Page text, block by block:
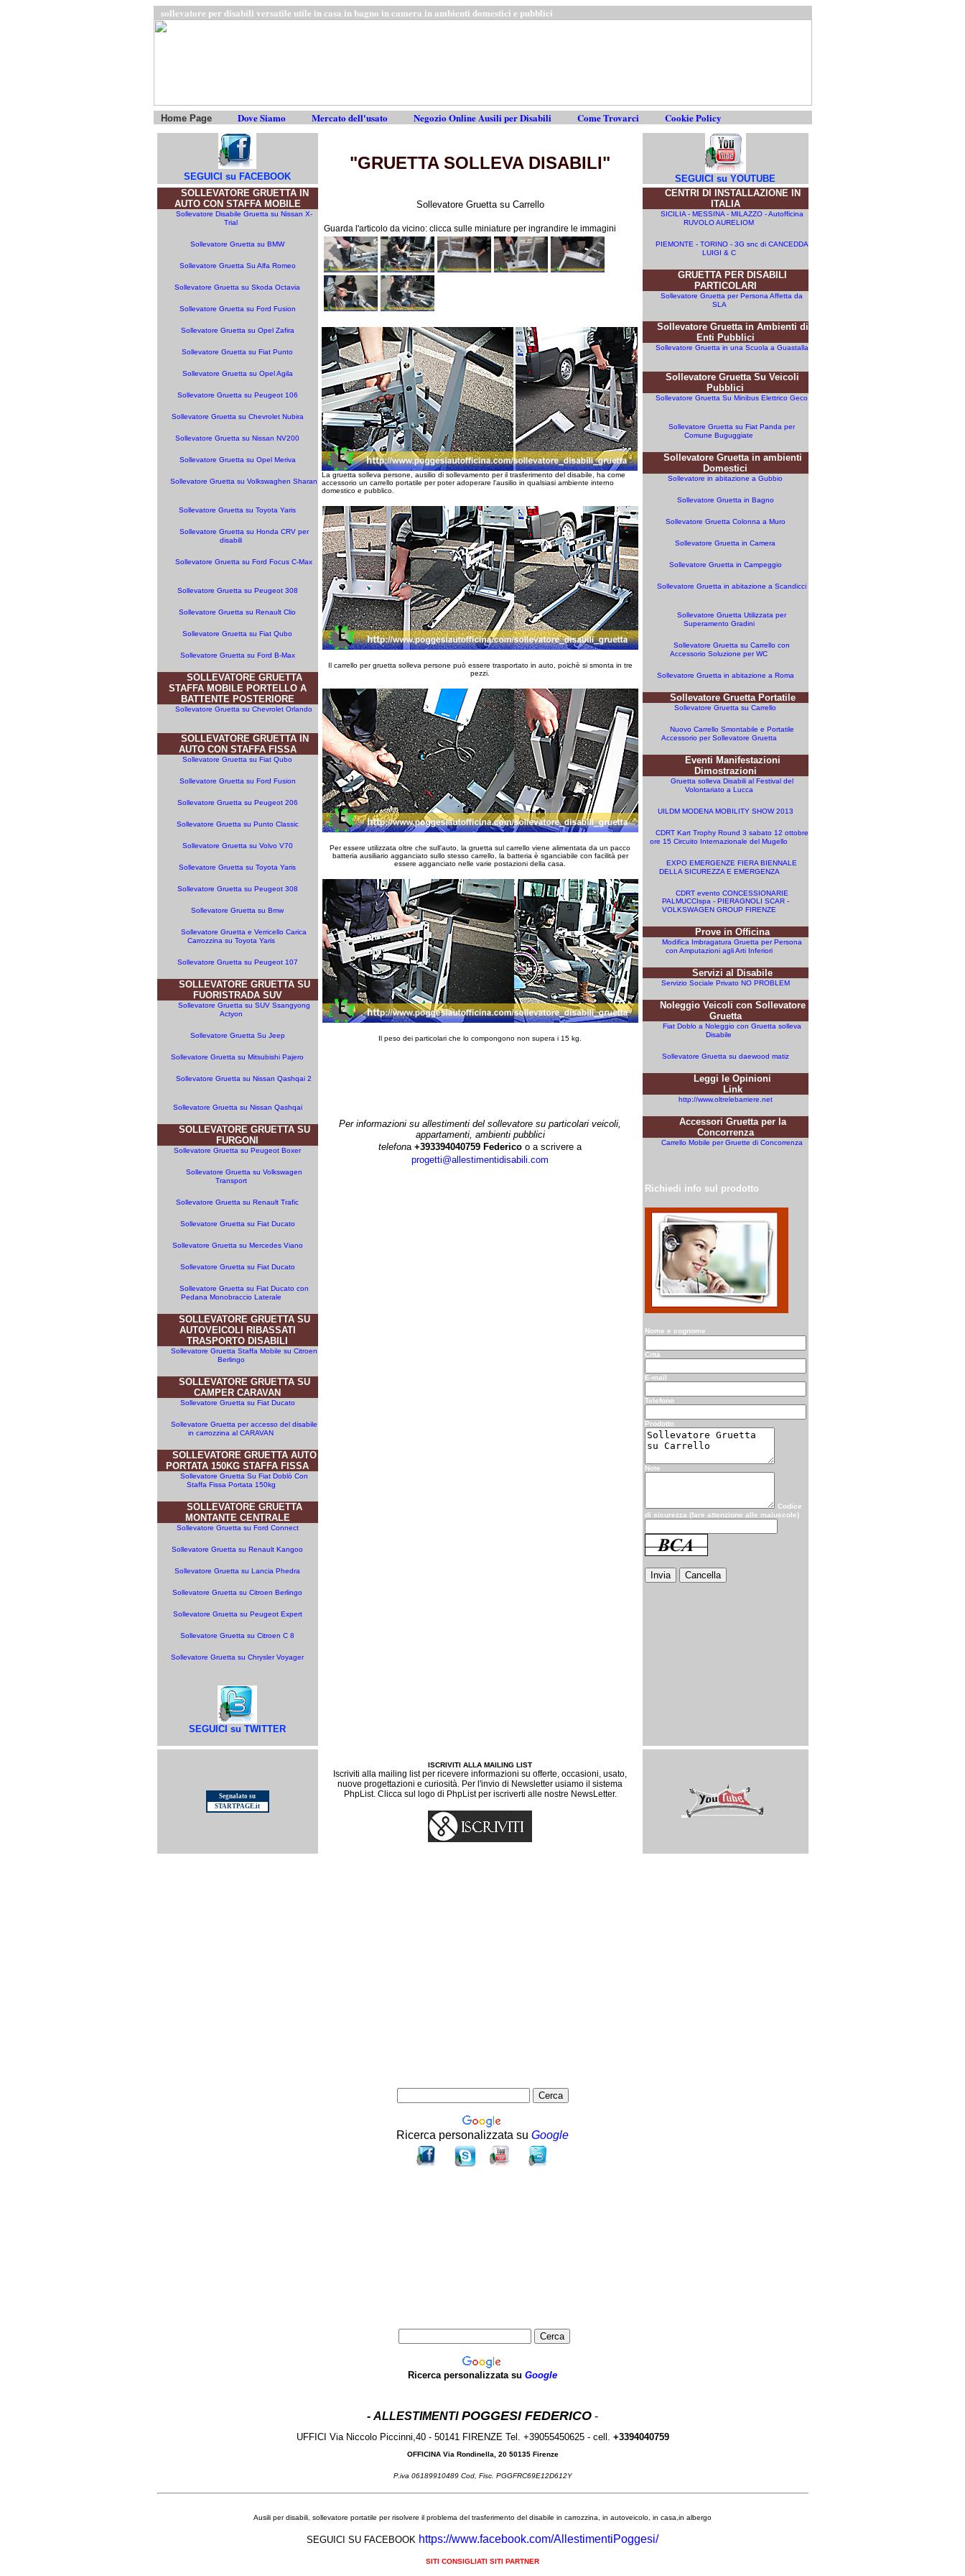
sollevatore per disabili versatile utile in casa in bagno in camera in ambienti domestici e pubblici
Home Page Dove Siamo Mercato dell'usato Negozio Online Ausili per Disabili Come Trovarci Cookie Policy
SEGUICI su FACEBOOK
"GRUETTA SOLLEVA DISABILI"
SEGUICI su YOUTUBE
SOLLEVATORE GRUETTA IN
AUTO CON STAFFA MOBILE
Sollevatore Disabile Gruetta su Nissan X-
Trial
Sollevatore Gruetta su BMW
Sollevatore Gruetta Su Alfa Romeo
Sollevatore Gruetta su Skoda Octavia
Sollevatore Gruetta su Ford Fusion
Sollevatore Gruetta su Opel Zafira
Sollevatore Gruetta su Fiat Punto
Sollevatore Gruetta su Opel Agila
Sollevatore Gruetta su Peugeot 106
Sollevatore Gruetta su Chevrolet Nubira
Sollevatore Gruetta su Nissan NV200
Sollevatore Gruetta su Opel Meriva
Sollevatore Gruetta su Volkswaghen Sharan
Sollevatore Gruetta su Toyota Yaris
Sollevatore Gruetta su Honda CRV per
disabili
Sollevatore Gruetta su Ford Focus C-Max
Sollevatore Gruetta su Peugeot 308
Sollevatore Gruetta su Renault Clio
Sollevatore Gruetta su Fiat Qubo
Sollevatore Gruetta su Ford B-Max
SOLLEVATORE GRUETTA
STAFFA MOBILE PORTELLO A
BATTENTE POSTERIORE
Sollevatore Gruetta su Chevrolet Orlando
SOLLEVATORE GRUETTA IN
AUTO CON STAFFA FISSA
Sollevatore Gruetta su Fiat Qubo
Sollevatore Gruetta su Ford Fusion
Sollevatore Gruetta su Peugeot 206
Sollevatore Gruetta su Punto Classic
Sollevatore Gruetta su Volvo V70
Sollevatore Gruetta su Toyota Yaris
Sollevatore Gruetta su Peugeot 308
Sollevatore Gruetta su Bmw
Sollevatore Gruetta e Verricello Carica
Carrozzina su Toyota Yaris
Sollevatore Gruetta su Peugeot 107
SOLLEVATORE GRUETTA SU
FUORISTRADA SUV
Sollevatore Gruetta su SUV Ssangyong
Actyon
Sollevatore Gruetta Su Jeep
Sollevatore Gruetta su Mitsubishi Pajero
Sollevatore Gruetta su Nissan Qashqai 2
Sollevatore Gruetta su Nissan Qashqai
SOLLEVATORE GRUETTA SU
FURGONI
Sollevatore Gruetta su Peugeot Boxer
Sollevatore Gruetta su Volkswagen
Transport
Sollevatore Gruetta su Renault Trafic
Sollevatore Gruetta su Fiat Ducato
Sollevatore Gruetta su Mercedes Viano
Sollevatore Gruetta su Fiat Ducato
Sollevatore Gruetta su Fiat Ducato con
Pedana Monobraccio Laterale
SOLLEVATORE GRUETTA SU
AUTOVEICOLI RIBASSATI
TRASPORTO DISABILI
Sollevatore Gruetta Staffa Mobile su Citroen
Berlingo
SOLLEVATORE GRUETTA SU
CAMPER CARAVAN
Sollevatore Gruetta su Fiat Ducato
Sollevatore Gruetta per accesso del disabile
in carrozzina al CARAVAN
SOLLEVATORE GRUETTA AUTO
PORTATA 150KG STAFFA FISSA
Sollevatore Gruetta Su Fiat Doblò Con
Staffa Fissa Portata 150kg
SOLLEVATORE GRUETTA
MONTANTE CENTRALE
Sollevatore Gruetta su Ford Connect
Sollevatore Gruetta su Renault Kangoo
Sollevatore Gruetta su Lancia Phedra
Sollevatore Gruetta su Citroen Berlingo
Sollevatore Gruetta su Peugeot Expert
Sollevatore Gruetta su Citroen C 8
Sollevatore Gruetta su Chrysler Voyager
SEGUICI su TWITTER
Sollevatore Gruetta su Carrello
Guarda l'articolo da vicino: clicca sulle miniature per ingrandire le immagini
La gruetta solleva persone, ausilio di sollevamento per il trasferimento del disabile, ha come
accessorio un carrello portatile per poter adoperare l'ausilio in qualsiasi ambiente interno
domestico e pubblico.
Il carrello per gruetta solleva persone può essere trasportato in auto, poichè si smonta in tre
pezzi.
Per essere utilizzata oltre che sull'auto, la gruetta sul carrello viene alimentata da un pacco
batteria ausiliario agganciato sullo stesso carrello, la batteria è sganciabile con facilità per
essere agganciato nelle varie postazioni della casa.
Il peso dei particolari che lo compongono non supera i 15 kg.
Per informazioni su allestimenti del sollevatore su particolari veicoli,
appartamenti, ambienti pubblici
telefona +393394040759 Federico o a scrivere a
progetti@allestimentidisabili.com
CENTRI DI INSTALLAZIONE IN
ITALIA
SICILIA - MESSINA - MILAZZO - Autofficina
RUVOLO AURELIOM
PIEMONTE - TORINO - 3G snc di CANCEDDA
LUIGI & C
GRUETTA PER DISABILI
PARTICOLARI
Sollevatore Gruetta per Persona Affetta da
SLA
Sollevatore Gruetta in Ambienti di
Enti Pubblici
Sollevatore Gruetta in una Scuola a Guastalla
Sollevatore Gruetta Su Veicoli
Pubblici
Sollevatore Gruetta Su Minibus Elettrico Geco
Sollevatore Gruetta su Fiat Panda per
Comune Buguggiate
Sollevatore Gruetta in ambienti
Domestici
Sollevatore in abitazione a Gubbio
Sollevatore Gruetta in Bagno
Sollevatore Gruetta Colonna a Muro
Sollevatore Gruetta in Camera
Sollevatore Gruetta in Campeggio
Sollevatore Gruetta in abitazione a Scandicci
Sollevatore Gruetta Utilizzata per
Superamento Gradini
Sollevatore Gruetta su Carrello con
Accessorio Soluzione per WC
Sollevatore Gruetta in abitazione a Roma
Sollevatore Gruetta Portatile
Sollevatore Gruetta su Carrello
Nuovo Carrello Smontabile e Portatile
Accessorio per Sollevatore Gruetta
Eventi Manifestazioni
Dimostrazioni
Gruetta solleva Disabili al Festival del
Volontariato a Lucca
UILDM MODENA MOBILITY SHOW 2013
CDRT Kart Trophy Round 3 sabato 12 ottobre
ore 15 Circuito Internazionale del Mugello
EXPO EMERGENZE FIERA BIENNALE
DELLA SICUREZZA E EMERGENZA
CDRT evento CONCESSIONARIE
PALMUCCIspa - PIERAGNOLI SCAR -
VOLKSWAGEN GROUP FIRENZE
Prove in Officina
Modifica Imbragatura Gruetta per Persona
con Amputazioni agli Arti Inferiori
Servizi al Disabile
Servizio Sociale Privato NO PROBLEM
Noleggio Veicoli con Sollevatore
Gruetta
Fiat Doblo a Noleggio con Gruetta solleva
Disabile
Sollevatore Gruetta su daewood matiz
Leggi le Opinioni
Link
http://www.oltrelebarriere.net
Accessori Gruetta per la
Concorrenza
Carrello Mobile per Gruette di Concorrenza
Richiedi info sul prodotto
Nome e cognome
Città
E-mail
Telefono
Prodotto
Note
Codice
di sicurezza (fare attenzione alle maiuscole)
Segnalato su
STARTPAGE.it
ISCRIVITI ALLA MAILING LIST
Iscriviti alla mailing list per ricevere informazioni su offerte, occasioni, usato,
nuove progettazioni e curiosità. Per l'invio di Newsletter usiamo il sistema
PhpList. Clicca sul logo di PhpList per iscriverti alle nostre NewsLetter.
Ricerca personalizzata su Google
Ricerca personalizzata su Google
- ALLESTIMENTIPOGGESI FEDERICO -
UFFICI Via Niccolo Piccinni,40 - 50141 FIRENZE Tel. +39055450625 - cell. +3394040759
OFFICINA Via Rondinella, 20 50135 Firenze
P.iva 06189910489 Cod, Fisc. PGGFRC69E12D612Y
Ausili per disabili, sollevatore portatile per risolvere il problema del trasferimento del disabile in carrozzina, in autoveicolo, in casa,in albergo
SEGUICI SU FACEBOOK https://www.facebook.com/AllestimentiPoggesi/
SITI CONSIGLIATI SITI PARTNER